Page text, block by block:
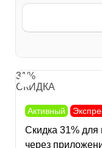
31%
СКИДКА
Активный
Скидка 31% для
через